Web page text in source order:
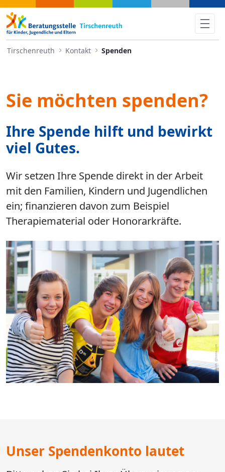
Spenden - Tirschenreuth
Tirschenreuth Kontakt Spenden
Sie möchten spenden?
Ihre Spende hilft und bewirkt
viel Gutes.
Wir setzen Ihre Spende direkt in der Arbeit
mit den Familien, Kindern und Jugendlichen
ein; finanzieren davon zum Beispiel
Therapiematerial oder Honorarkräfte.
Unser Spendenkonto lautet